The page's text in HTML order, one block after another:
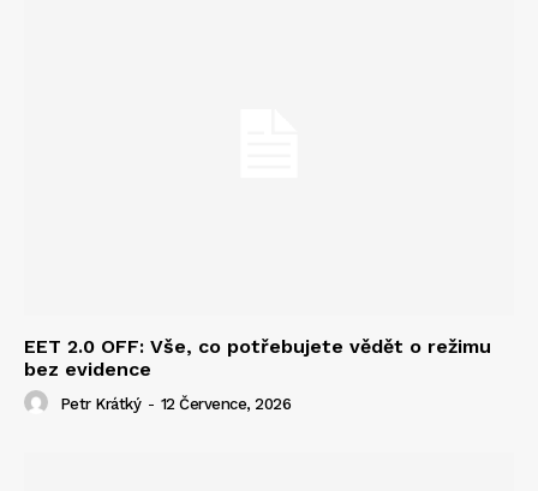
EET 2.0 OFF: Vše, co potřebujete vědět o režimu
bez evidence
Petr Krátký - 12 Července, 2026